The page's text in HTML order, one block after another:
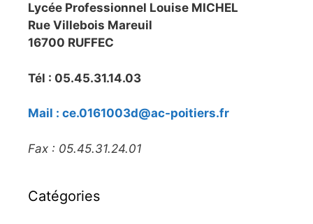
Lycée Professionnel Louise MICHEL
Rue Villebois Mareuil
16700 RUFFEC
Tél : 05.45.31.14.03
Mail : ce.0161003d@ac-poitiers.fr
Fax : 05.45.31.24.01
Catégories